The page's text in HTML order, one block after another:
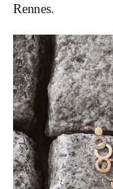
Rennes.